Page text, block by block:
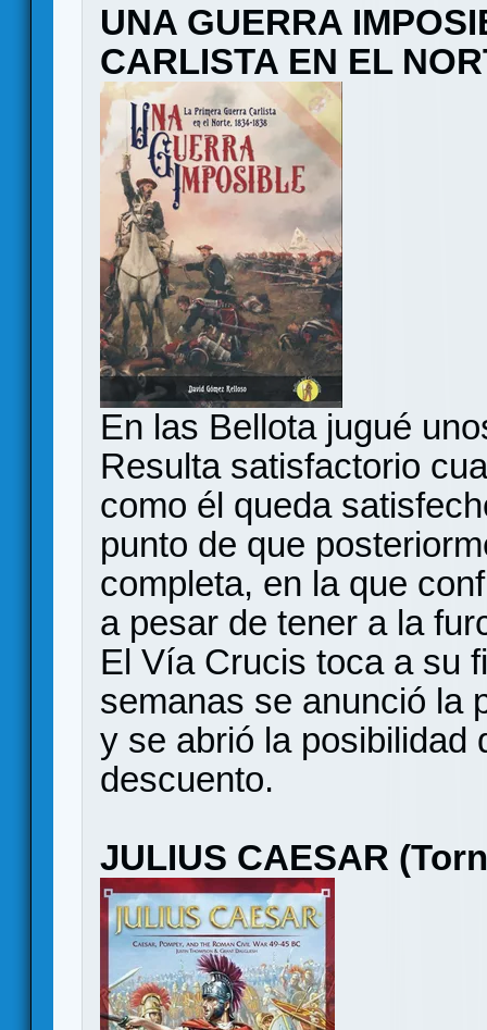
UNA GUERRA
CARLISTA EN EL
En las Bellota jugué
Resulta satisfactorio
como él queda
punto de que
completa, en la que
a pesar de tener a la
El Vía Crucis toca a su
semanas se anunció la
y se abrió la posibilidad
descuento.
JULIUS CAESAR